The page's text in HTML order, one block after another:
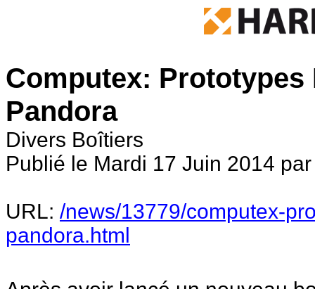
Computex:
Pandora
Divers Boîtiers
Publié le Mardi 17 Juin 2014
URL: /news/13779/computex-
pandora.html